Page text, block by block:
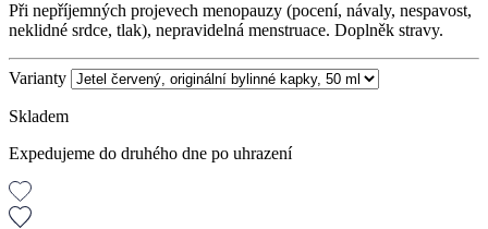
Při nepříjemných projevech menopauzy (pocení, návaly, nespavost,
neklidné srdce, tlak), nepravidelná menstruace. Doplněk stravy.
Varianty
Skladem
Expedujeme do druhého dne po uhrazení